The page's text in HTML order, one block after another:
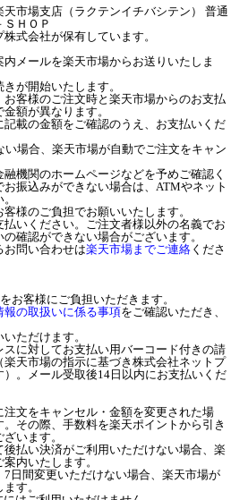
市場支店（ラクテンイチバシテン） 普通
ＨＯＰ
式会社が保有しています。
メールを楽天市場からお送りいたしま
が開始いたします。
客様のご注文時と楽天市場からのお支払
額が異なります。
載の金額をご確認のうえ、お支払いくだ
場合、楽天市場が自動でご注文をキャン
機関のホームページなどを予めご確認く
振込みができない場合は、ATMやネット
様のご負担でお願いいたします。
いください。ご注文者様以外の名義でお
確認ができない場合がございます。
問い合わせは楽天市場までご連絡 くださ
お客様にご負担いただきます。
報の取扱いに係る事項をご確認いただき、
ただけます。
に対してお支払い用バーコード付きの請
天市場の指示に基づき株式会社ネットプ
。メール受取後14日以内にお支払いくだ
文をキャンセル・金額を変更された場
その際、手数料を楽天ポイントから引き
います。
払い決済がご利用いただけない場合、楽
内いたします。
日間変更いただけない場合、楽天市場が
す。